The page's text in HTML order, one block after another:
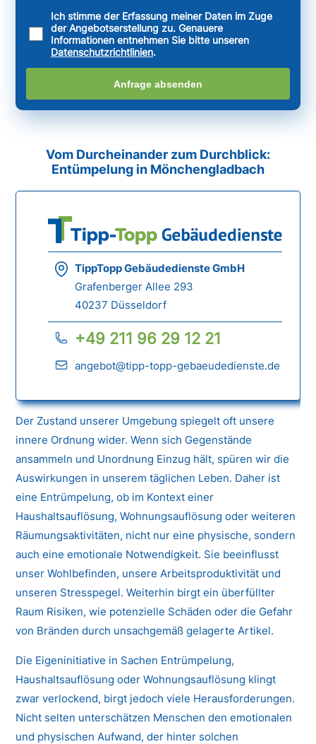
Ich stimme der Erfassung meiner Daten im Zuge
der Angebotserstellung zu. Genauere
Informationen entnehmen Sie bitte unseren
Datenschutzrichtlinien.
Anfrage absenden
Vom Durcheinander zum Durchblick:
Entümpelung in Mönchengladbach
TippTopp Gebäudedienste GmbH
Grafenberger Allee 293
40237 Düsseldorf
+49 211 96 29 12 21
angebot@tipp-topp-gebaeudedienste.de
Der Zustand unserer Umgebung spiegelt oft unsere
innere Ordnung wider. Wenn sich Gegenstände
ansammeln und Unordnung Einzug hält, spüren wir die
Auswirkungen in unserem täglichen Leben. Daher ist
eine Entrümpelung, ob im Kontext einer
Haushaltsauflösung, Wohnungsauflösung oder weiteren
Räumungsaktivitäten, nicht nur eine physische, sondern
auch eine emotionale Notwendigkeit. Sie beeinflusst
unser Wohlbefinden, unsere Arbeitsproduktivität und
unseren Stresspegel. Weiterhin birgt ein überfüllter
Raum Risiken, wie potenzielle Schäden oder die Gefahr
von Bränden durch unsachgemäß gelagerte Artikel.
Die Eigeninitiative in Sachen Entrümpelung,
Haushaltsauflösung oder Wohnungsauflösung klingt
zwar verlockend, birgt jedoch viele Herausforderungen.
Nicht selten unterschätzen Menschen den emotionalen
und physischen Aufwand, der hinter solchen